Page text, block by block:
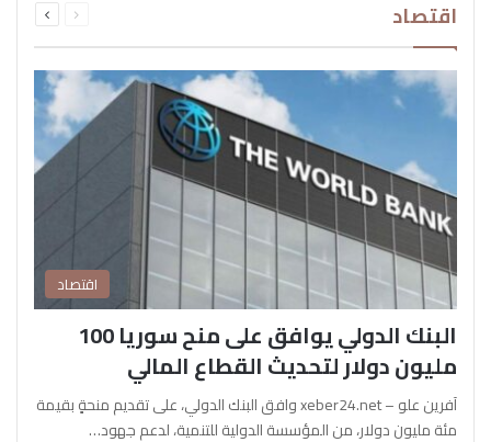
اقتصاد الصفحةالصفحة
اقتصاد
البنك الدولي يوافق على منح سوريا 100
مليون دولار لتحديث القطاع المالي
آفرين علو – xeber24.net وافق البنك الدولي، على تقديم منحةٍ بقيمة
مئة مليون دولار، من المؤسسة الدولية للتنمية، لدعم جهود…